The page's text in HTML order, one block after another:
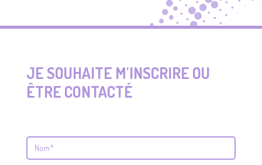
JE SOUHAITE M'INSCRIRE OU
ÊTRE CONTACTÉ